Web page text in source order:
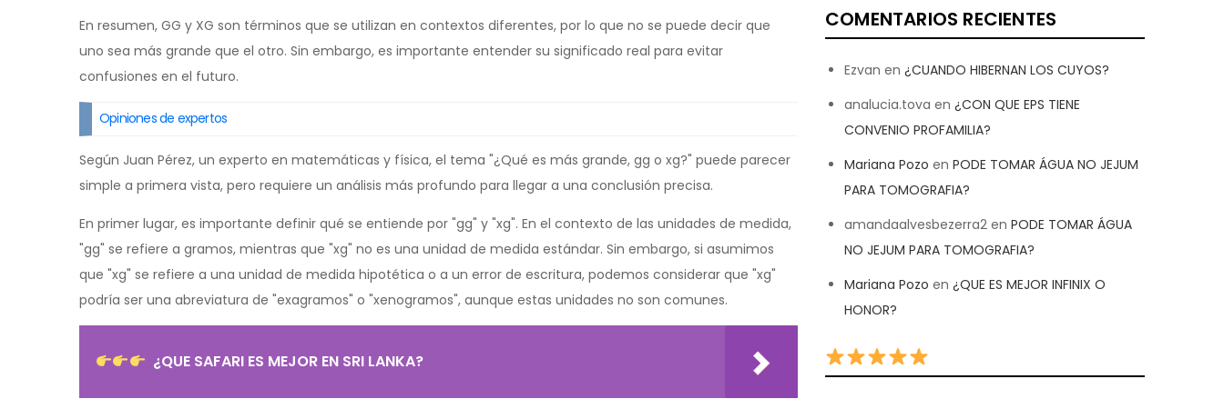
En resumen, GG y XG son términos que se utilizan en contextos diferentes, por lo que no se puede decir que
uno sea más grande que el otro. Sin embargo, es importante entender su significado real para evitar
confusiones en el futuro.
Opiniones de expertos
Según Juan Pérez, un experto en matemáticas y física, el tema "¿Qué es más grande, gg o xg?" puede parecer
simple a primera vista, pero requiere un análisis más profundo para llegar a una conclusión precisa.
En primer lugar, es importante definir qué se entiende por "gg" y "xg". En el contexto de las unidades de medida,
"gg" se refiere a gramos, mientras que "xg" no es una unidad de medida estándar. Sin embargo, si asumimos
que "xg" se refiere a una unidad de medida hipotética o a un error de escritura, podemos considerar que "xg"
podría ser una abreviatura de "exagramos" o "xenogramos", aunque estas unidades no son comunes.
¿QUE SAFARI ES MEJOR EN SRI LANKA?
COMENTARIOS RECIENTES
Ezvan en ¿CUANDO HIBERNAN LOS CUYOS?
analucia.tova en ¿CON QUE EPS TIENE
CONVENIO PROFAMILIA?
Mariana Pozo en PODE TOMAR ÁGUA NO JEJUM
PARA TOMOGRAFIA?
amandaalvesbezerra2 en PODE TOMAR ÁGUA
NO JEJUM PARA TOMOGRAFIA?
Mariana Pozo en ¿QUE ES MEJOR INFINIX O
HONOR?